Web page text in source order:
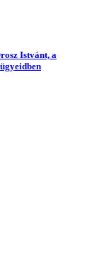
Istvánt, a